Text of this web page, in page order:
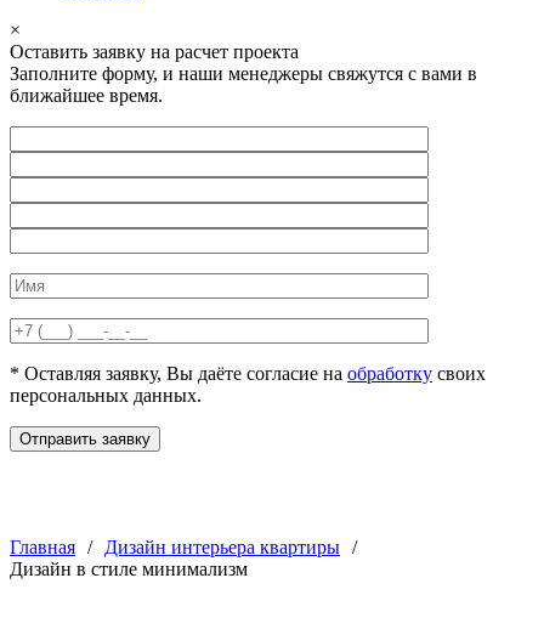
×
Оставить заявку на расчет проекта
Заполните форму, и наши менеджеры свяжутся с вами в
ближайшее время.
* Оставляя заявку, Вы даёте согласие на обработку своих
персональных данных.
Отправить заявку
Главная / Дизайн интерьера квартиры /
Дизайн в стиле минимализм